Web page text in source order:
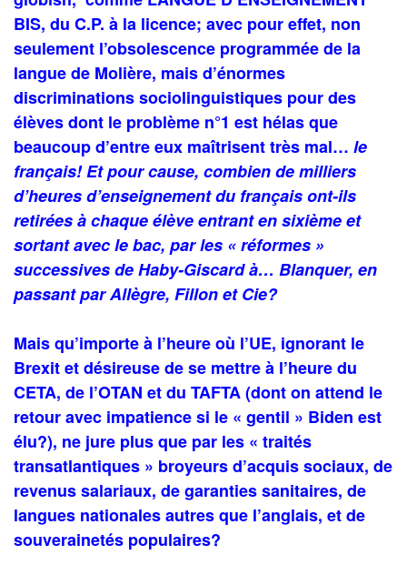
BIS, du C.P. à la licence; avec pour effet, non
seulement l’obsolescence programmée de la
langue de Molière, mais d’énormes
discriminations sociolinguistiques pour des
élèves dont le problème n°1 est hélas que
beaucoup d’entre eux maîtrisent très mal… le
français! Et pour cause, combien de milliers
d’heures d’enseignement du français ont-ils
retirées à chaque élève entrant en sixième et
sortant avec le bac, par les « réformes »
successives de Haby-Giscard à… Blanquer, en
passant par Allègre, Fillon et Cie?
Mais qu’importe à l’heure où l’UE, ignorant le
Brexit et désireuse de se mettre à l’heure du
CETA, de l’OTAN et du TAFTA (dont on attend le
retour avec impatience si le « gentil » Biden est
élu?), ne jure plus que par les « traités
transatlantiques » broyeurs d’acquis sociaux, de
revenus salariaux, de garanties sanitaires, de
langues nationales autres que l’anglais, et de
souverainetés populaires?